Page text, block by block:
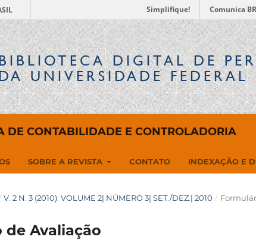
Simplifique! Comunica BR
DIGITALDE
UNIVERSIDADE
DE CONTABILIDADE E CONTROLADORIA
SOBRE A REVISTA CONTATO INDEXAÇÃO E
/ V. 2 N. 3 (2010): VOLUME 2| NÚMERO 3| SET./DEZ.| 2010 /
de Avaliação